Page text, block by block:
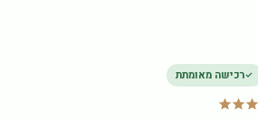
רכישה מאומתת